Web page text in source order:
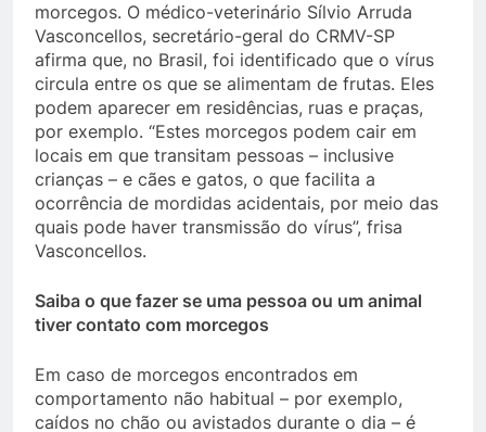
morcegos. O médico-veterinário Sílvio Arruda
Vasconcellos, secretário-geral do CRMV-SP
afirma que, no Brasil, foi identificado que o vírus
circula entre os que se alimentam de frutas. Eles
podem aparecer em residências, ruas e praças,
por exemplo. “Estes morcegos podem cair em
locais em que transitam pessoas – inclusive
crianças – e cães e gatos, o que facilita a
ocorrência de mordidas acidentais, por meio das
quais pode haver transmissão do vírus”, frisa
Vasconcellos.
Saiba o que fazer se uma pessoa ou um animal
tiver contato com morcegos
Em caso de morcegos encontrados em
comportamento não habitual – por exemplo,
caídos no chão ou avistados durante o dia – é